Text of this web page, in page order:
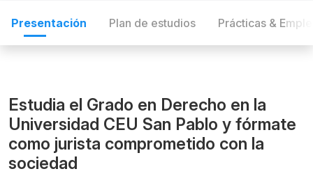
Presentación Plan de estudios Prácticas &
Estudia el Grado en Derecho en la
Universidad CEU San Pablo y fórmate
como jurista comprometido con la
sociedad